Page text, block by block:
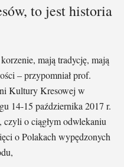
to jest historia
mają tradycję, mają
– przypomniał prof.
Kultury Kresowej w
14-15 października 2017 r.
czyli o ciągłym odwlekaniu
o Polakach wypędzonych